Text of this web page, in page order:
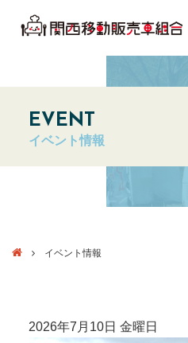
EVENT
イベント情報
イベント情報
2026年7月10日 金曜日